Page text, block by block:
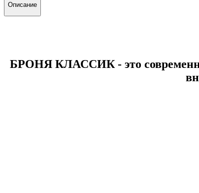
Описание
БРОНЯ КЛАССИК - это